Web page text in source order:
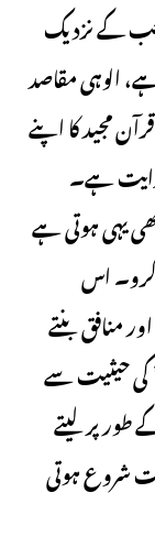
کے نزدیک
الوہی مقاصد
مجید کا اپنے
ہے۔
یہی ہوتی ہے
کرو۔ اس
منافق بنتے
کی حیثیت سے
پر لیتے
شروع ہوتی